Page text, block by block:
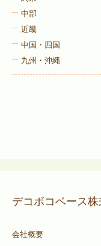
中部
近畿
中国・四国
九州・沖縄
デコボコベース株
会社概要